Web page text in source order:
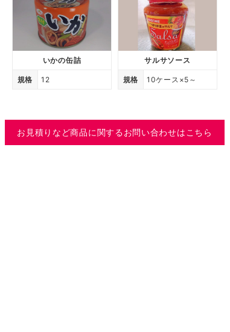
いかの缶詰
規格 12
サルサソース
規格 10ケース×5～
お見積りなど商品に関するお問い合わせはこちら